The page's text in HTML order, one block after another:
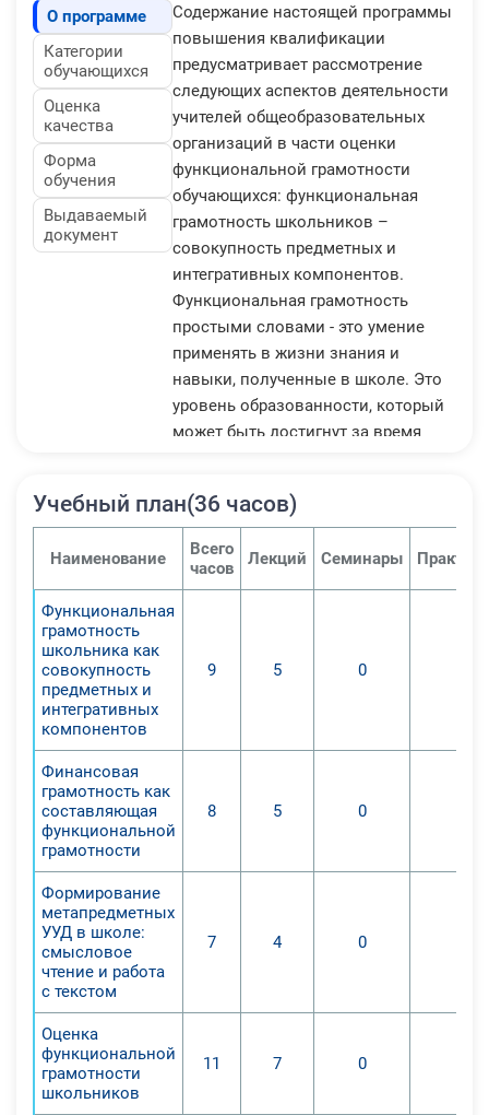
О программе
Категории
обучающихся
Оценка
качества
Форма
обучения
Выдаваемый
документ
Содержание настоящей программы
повышения квалификации
предусматривает рассмотрение
следующих аспектов деятельности
учителей общеобразовательных
организаций в части оценки
функциональной грамотности
обучающихся: функциональная
грамотность школьников –
совокупность предметных и
интегративных компонентов.
Функциональная грамотность
простыми словами - это умение
применять в жизни знания и
навыки, полученные в школе. Это
уровень образованности, который
может быть достигнут за время
решать жизненные задачи в
Мы живем в эпоху стремительного
развития информационных
можно по-разному, но суть от этого
сегодня ежедневно и ежечасно
источником были только газеты,
представить себе молодого
посещать вебинары и
обращаться в государственные
Учебный план(36 часов)
Наименование
Всего
часов
Лекций Семинары
Функциональная
грамотность
школьника как
совокупность
предметных и
интегративных
компонентов
9 5 0
Финансовая
грамотность как
составляющая
функциональной
грамотности
8 5 0
Формирование
метапредметных
УУД в школе:
смысловое
чтение и работа
с текстом
7 4 0
Оценка
функциональной
грамотности
школьников
11 7 0